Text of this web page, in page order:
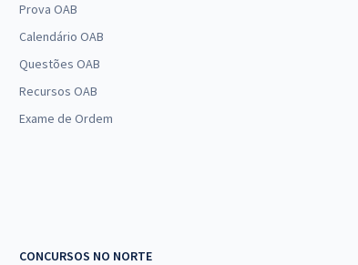
Prova OAB
Calendário OAB
Questões OAB
Recursos OAB
Exame de Ordem
CONCURSOS NO NORTE